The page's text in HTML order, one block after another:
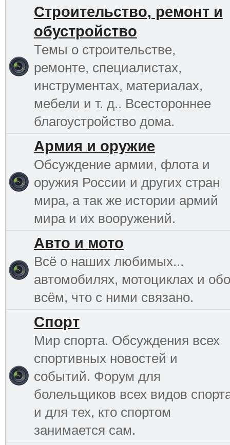
Строительство, ремонт и
обустройство
Темы о строительстве,
ремонте, специалистах,
инструментах, материалах,
мебели и т. д.. Всестороннее
благоустройство дома.
Армия и оружие
Обсуждение армии, флота и
оружия России и других стран
мира, а так же истории армий
мира и их вооружений.
Авто и мото
Всё о наших любимых...
автомобилях, мотоциклах и обо
всём, что с ними связано.
Спорт
Мир спорта. Обсуждения всех
спортивных новостей и
событий. Форум для
болельщиков всех видов
и для тех, кто спортом
занимается сам.